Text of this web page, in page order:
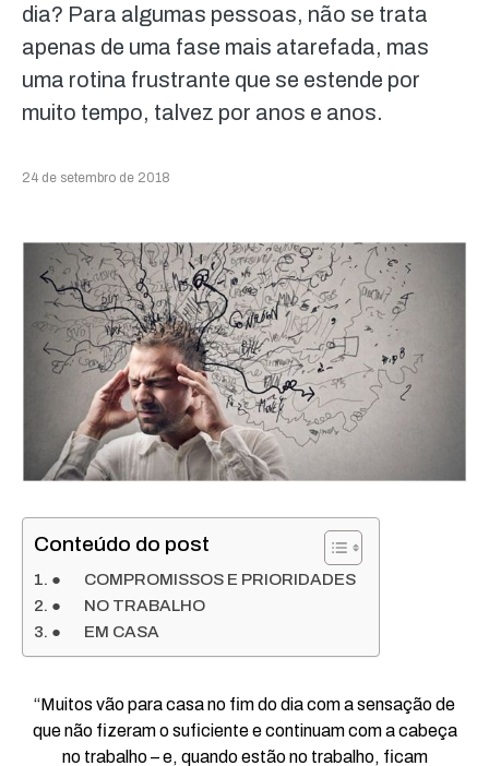
dia? Para algumas pessoas, não se trata
apenas de uma fase mais atarefada, mas
uma rotina frustrante que se estende por
muito tempo, talvez por anos e anos.
24 de setembro de 2018
Conteúdo do post
● COMPROMISSOS E PRIORIDADES
● NO TRABALHO
● EM CASA
“Muitos vão para casa no fim do dia com a sensação de
que não fizeram o suficiente e continuam com a cabeça
no trabalho – e, quando estão no trabalho, ficam